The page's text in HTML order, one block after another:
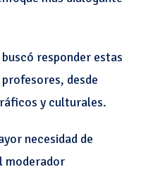
responder estas
desde
y culturales.
necesidad de
moderador